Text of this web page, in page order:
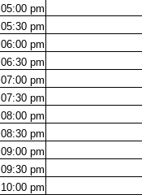
05:00 pm
05:30 pm
06:00 pm
06:30 pm
07:00 pm
07:30 pm
08:00 pm
08:30 pm
09:00 pm
09:30 pm
10:00 pm